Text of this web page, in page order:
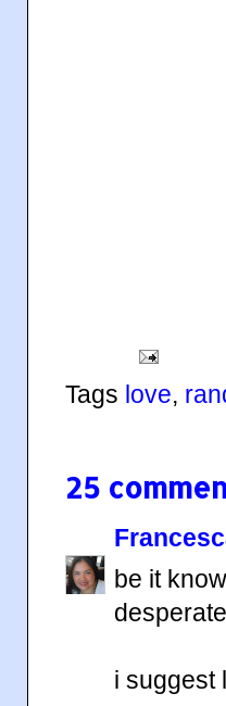
Tags love,
25
be it
i suggest